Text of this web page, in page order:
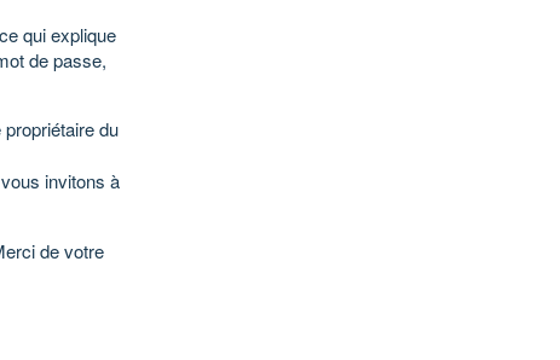
qui explique
de passe,
du
invitons à
de votre